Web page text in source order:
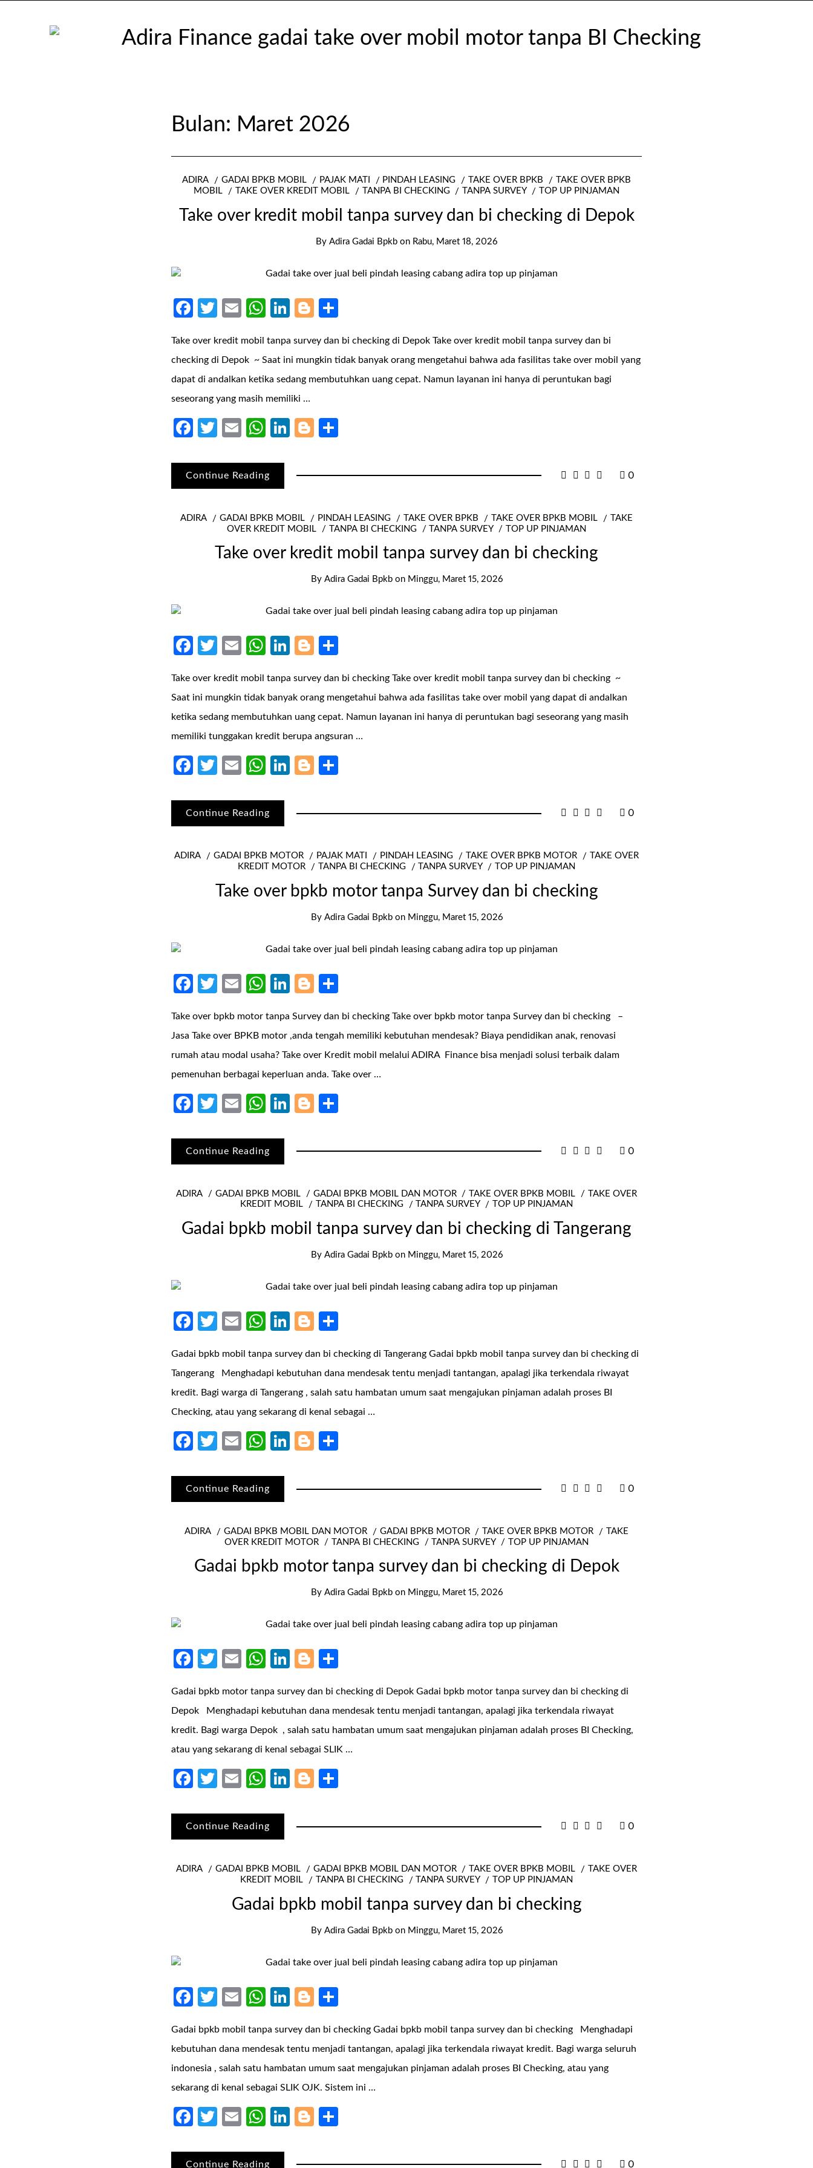
Bulan: Maret 2026
ADIRA GADAI BPKB MOBIL PAJAK MATI PINDAH LEASING TAKE OVER BPKB
TAKE OVER BPKB
MOBIL
TAKE OVER KREDIT MOBIL TANPA BI CHECKING TANPA SURVEY TOP UP PINJAMAN
Take over kredit mobil tanpa survey dan bi checking di Depok
By Adira Gadai Bpkb on Rabu, Maret 18, 2026
Facebook
Twitter
EmailWhatsApp
LinkedIn
Blogger
Take over kredit mobil tanpa survey dan bi checking di Depok Take over kredit mobil tanpa survey dan bi
checking di Depok ~ Saat ini mungkin tidak banyak orang mengetahui bahwa ada fasilitas take over mobil yang
dapat di andalkan ketika sedang membutuhkan uang cepat. Namun layanan ini hanya di peruntukan bagi
seseorang yang masih memiliki …
Facebook
Twitter
EmailWhatsApp
LinkedIn
Blogger
Continue Reading 0
ADIRA GADAI BPKB MOBIL PINDAH LEASING TAKE OVER BPKB TAKE OVER BPKB MOBIL
TAKE
OVER KREDIT MOBIL
TANPA BI CHECKING TANPA SURVEY TOP UP PINJAMAN
Take over kredit mobil tanpa survey dan bi checking
By Adira Gadai Bpkb on Minggu, Maret 15, 2026
Facebook
Twitter
EmailWhatsApp
LinkedIn
Blogger
Take over kredit mobil tanpa survey dan bi checking Take over kredit mobil tanpa survey dan bi checking ~
Saat ini mungkin tidak banyak orang mengetahui bahwa ada fasilitas take over mobil yang dapat di andalkan
ketika sedang membutuhkan uang cepat. Namun layanan ini hanya di peruntukan bagi seseorang yang masih
memiliki tunggakan kredit berupa angsuran …
Facebook
Twitter
EmailWhatsApp
LinkedIn
Blogger
Continue Reading 0
ADIRA GADAI BPKB MOTOR PAJAK MATI PINDAH LEASING TAKE OVER BPKB MOTOR
TAKE OVER
KREDIT MOTOR
TANPA BI CHECKING TANPA SURVEY TOP UP PINJAMAN
Take over bpkb motor tanpa Survey dan bi checking
By Adira Gadai Bpkb on Minggu, Maret 15, 2026
Facebook
Twitter
EmailWhatsApp
LinkedIn
Blogger
Take over bpkb motor tanpa Survey dan bi checking Take over bpkb motor tanpa Survey dan bi checking –
Jasa Take over BPKB motor ,anda tengah memiliki kebutuhan mendesak? Biaya pendidikan anak, renovasi
rumah atau modal usaha? Take over Kredit mobil melalui ADIRA Finance bisa menjadi solusi terbaik dalam
pemenuhan berbagai keperluan anda. Take over …
Facebook
Twitter
EmailWhatsApp
LinkedIn
Blogger
Continue Reading 0
ADIRA GADAI BPKB MOBIL GADAI BPKB MOBIL DAN MOTOR TAKE OVER BPKB MOBIL
TAKE OVER
KREDIT MOBIL
TANPA BI CHECKING TANPA SURVEY TOP UP PINJAMAN
Gadai bpkb mobil tanpa survey dan bi checking di Tangerang
By Adira Gadai Bpkb on Minggu, Maret 15, 2026
Facebook
Twitter
EmailWhatsApp
LinkedIn
Blogger
Gadai bpkb mobil tanpa survey dan bi checking di Tangerang Gadai bpkb mobil tanpa survey dan bi checking di
Tangerang Menghadapi kebutuhan dana mendesak tentu menjadi tantangan, apalagi jika terkendala riwayat
kredit. Bagi warga di Tangerang , salah satu hambatan umum saat mengajukan pinjaman adalah proses BI
Checking, atau yang sekarang di kenal sebagai …
Facebook
Twitter
EmailWhatsApp
LinkedIn
Blogger
Continue Reading 0
ADIRA GADAI BPKB MOBIL DAN MOTOR GADAI BPKB MOTOR TAKE OVER BPKB MOTOR
TAKE
OVER KREDIT MOTOR
TANPA BI CHECKING TANPA SURVEY TOP UP PINJAMAN
Gadai bpkb motor tanpa survey dan bi checking di Depok
By Adira Gadai Bpkb on Minggu, Maret 15, 2026
Facebook
Twitter
EmailWhatsApp
LinkedIn
Blogger
Gadai bpkb motor tanpa survey dan bi checking di Depok Gadai bpkb motor tanpa survey dan bi checking di
Depok Menghadapi kebutuhan dana mendesak tentu menjadi tantangan, apalagi jika terkendala riwayat
kredit. Bagi warga Depok , salah satu hambatan umum saat mengajukan pinjaman adalah proses BI Checking,
atau yang sekarang di kenal sebagai SLIK …
Facebook
Twitter
EmailWhatsApp
LinkedIn
Blogger
Continue Reading 0
ADIRA GADAI BPKB MOBIL GADAI BPKB MOBIL DAN MOTOR TAKE OVER BPKB MOBIL
TAKE OVER
KREDIT MOBIL
TANPA BI CHECKING TANPA SURVEY TOP UP PINJAMAN
Gadai bpkb mobil tanpa survey dan bi checking
By Adira Gadai Bpkb on Minggu, Maret 15, 2026
Facebook
Twitter
EmailWhatsApp
LinkedIn
Blogger
Gadai bpkb mobil tanpa survey dan bi checking Gadai bpkb mobil tanpa survey dan bi checking Menghadapi
kebutuhan dana mendesak tentu menjadi tantangan, apalagi jika terkendala riwayat kredit. Bagi warga seluruh
indonesia , salah satu hambatan umum saat mengajukan pinjaman adalah proses BI Checking, atau yang
sekarang di kenal sebagai SLIK OJK. Sistem ini …
Facebook
Twitter
EmailWhatsApp
LinkedIn
Blogger
Continue Reading 0